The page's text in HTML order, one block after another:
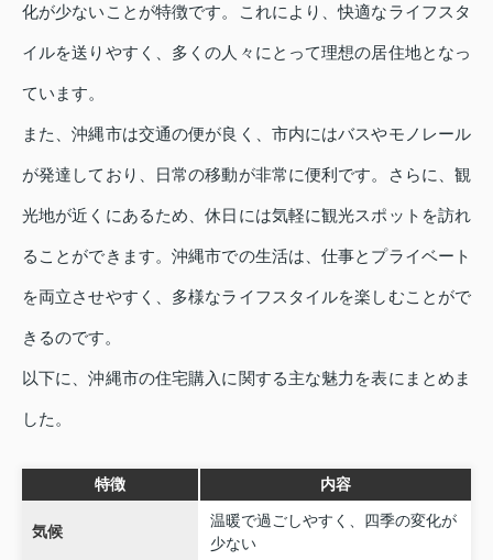
化が少ないことが特徴です。これにより、快適なライフスタ
イルを送りやすく、多くの人々にとって理想の居住地となっ
ています。
また、沖縄市は交通の便が良く、市内にはバスやモノレール
が発達しており、日常の移動が非常に便利です。さらに、観
光地が近くにあるため、休日には気軽に観光スポットを訪れ
ることができます。沖縄市での生活は、仕事とプライベート
を両立させやすく、多様なライフスタイルを楽しむことがで
きるのです。
以下に、沖縄市の住宅購入に関する主な魅力を表にまとめま
した。
特徴 内容
気候
温暖で過ごしやすく、四季の変化が
少ない